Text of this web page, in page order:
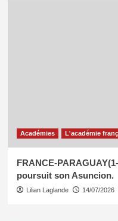
Académies L'académie
FRANCE-
poursuit son Asuncion.
Lilian Laglande 14/07/2026